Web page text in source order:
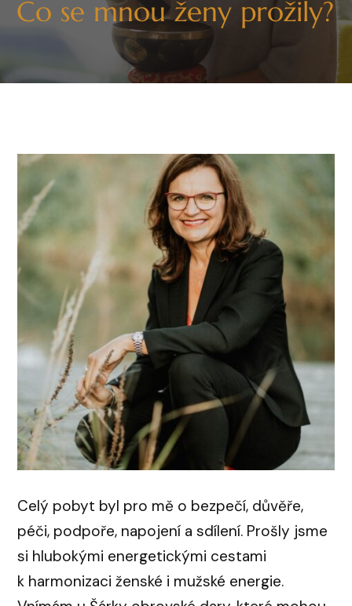
Co se mnou ženy prožily?
Celý pobyt byl pro mě o bezpečí, důvěře,
péči, podpoře, napojení a sdílení. Prošly jsme
si hlubokými energetickými cestami
k harmonizaci ženské i mužské energie.